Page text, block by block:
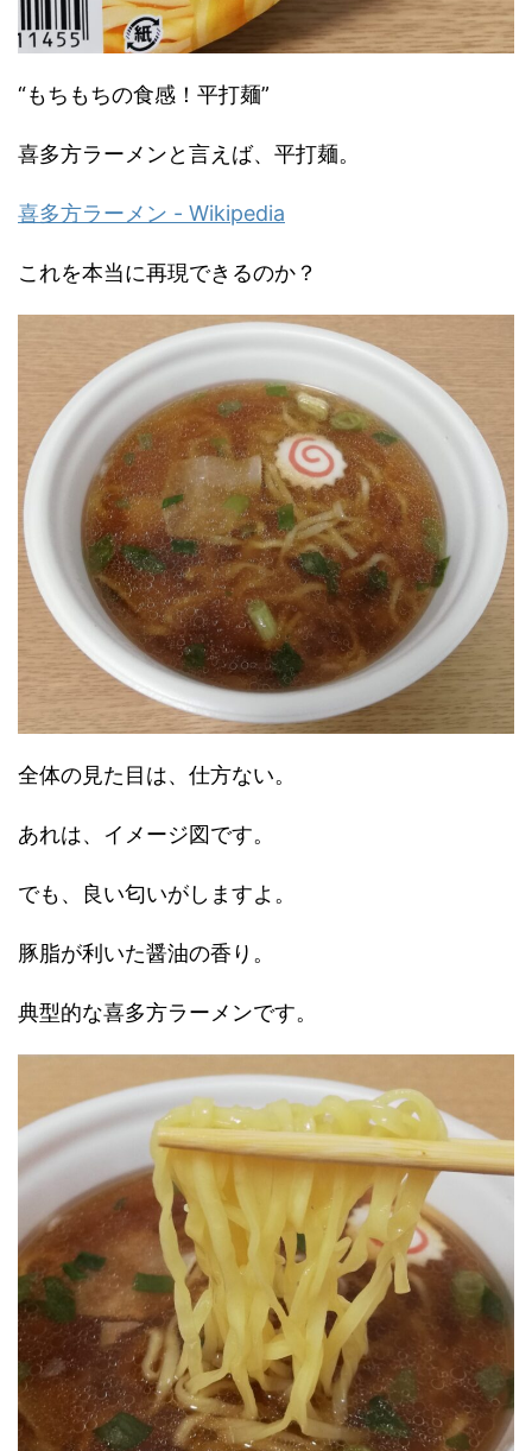
“もちもちの食感！平打麺”
喜多方ラーメンと言えば、平打麺。
喜多方ラーメン - Wikipedia
これを本当に再現できるのか？
全体の見た目は、仕方ない。
あれは、イメージ図です。
でも、良い匂いがしますよ。
豚脂が利いた醤油の香り。
典型的な喜多方ラーメンです。